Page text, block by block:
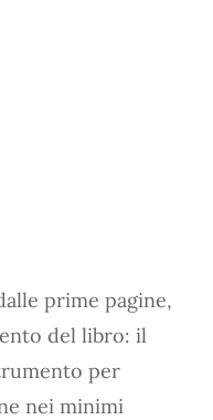
prime pagine,
del libro: il
per
nei minimi